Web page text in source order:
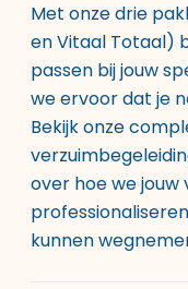
Met onze drie
en Vitaal Totaal)
passen bij jouw
we ervoor dat je
Bekijk onze
over hoe we jouw
kunnen